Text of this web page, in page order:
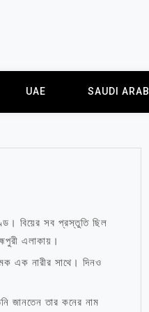
UAE SAUDI ARAB
বিয়ের সব প্রস্তুতি ছিল
এলাকায়।
এক নারীর সাথে। দিনও
জানতেন তার কনের নাম